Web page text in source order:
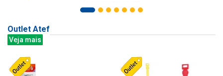
Outlet Atef
Veja mais